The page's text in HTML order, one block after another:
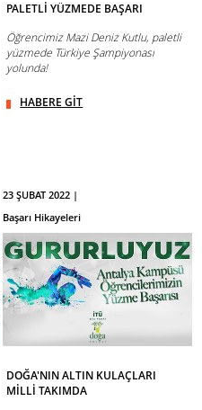
PALETLİ YÜZMEDE BAŞARI
Öğrencimiz Mazi Deniz Kutlu, paletli
yüzmede Türkiye Şampiyonası
yolunda!
HABERE GİT
23 ŞUBAT 2022 |
Başarı Hikayeleri
DOĞA'NIN ALTIN KULAÇLARI
MİLLİ TAKIMDA